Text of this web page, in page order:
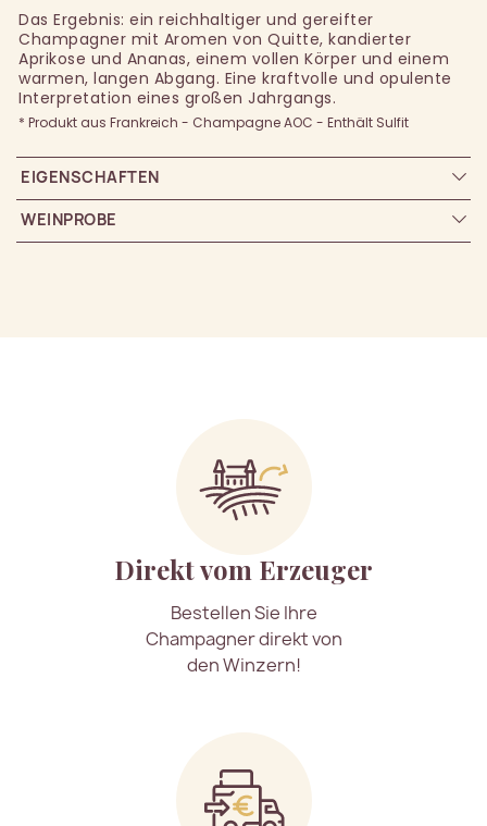
Das Ergebnis: ein reichhaltiger und gereifter
Champagner mit Aromen von Quitte, kandierter
Aprikose und Ananas, einem vollen Körper und einem
warmen, langen Abgang. Eine kraftvolle und opulente
Interpretation eines großen Jahrgangs.
* Produkt aus Frankreich - Champagne AOC - Enthält Sulfit
EIGENSCHAFTEN
WEINPROBE
Direkt vom Erzeuger
Bestellen Sie Ihre
Champagner direkt von
den Winzern!